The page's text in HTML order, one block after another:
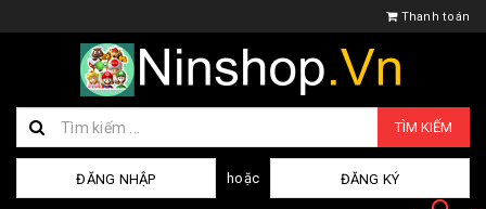
Thanh toán
TÌM KIẾM
ĐĂNG NHẬP hoặc ĐĂNG KÝ